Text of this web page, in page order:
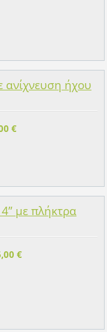
ήχου
€
με πλήκτρα
€